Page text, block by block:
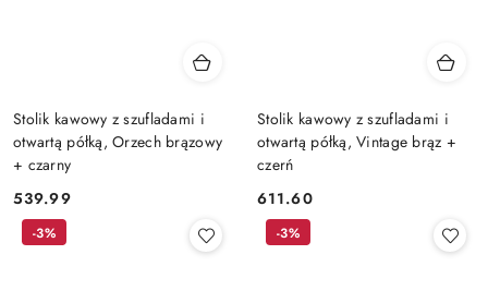
Stolik kawowy z szufladami i
otwartą półką, Orzech brązowy
+ czarny
Cena:
539.99
Stolik kawowy z szufladami i
otwartą półką, Vintage brąz +
czerń
Cena:
611.60
-3% -3%